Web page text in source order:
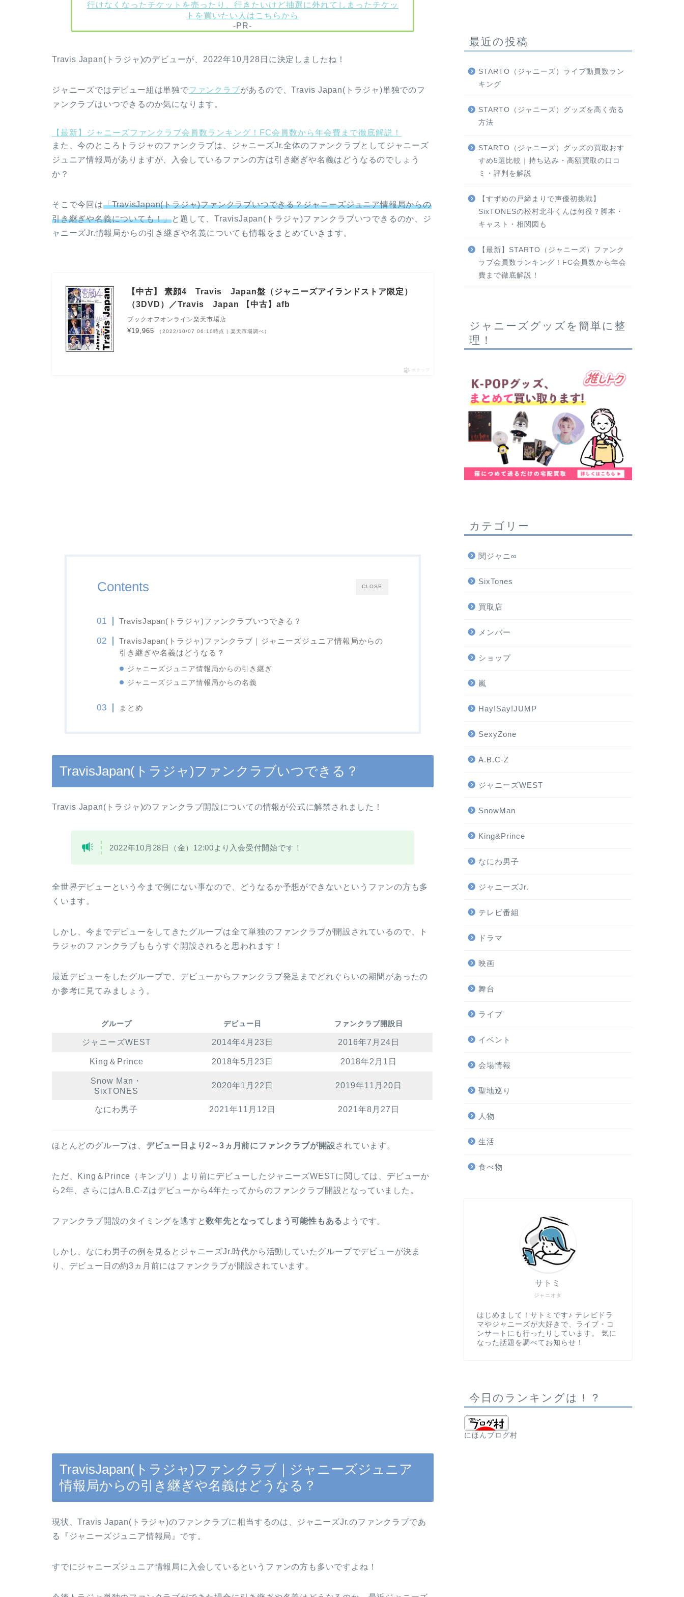
行けなくなったチケットを売ったり、行きたいけど抽選に外れてしまったチケッ
トを買いたい人はこちらから
-PR-
Travis Japan(トラジャ)のデビューが、2022年10月28日に決定しましたね！
ジャニーズではデビュー組は単独でファンクラブがあるので、Travis Japan(トラジャ)単独でのフ
ァンクラブはいつできるのか気になります。
【最新】ジャニーズファンクラブ会員数ランキング！FC会員数から年会費まで徹底解説！
また、今のところトラジャのファンクラブは、ジャニーズJr.全体のファンクラブとしてジャニーズ
ジュニア情報局がありますが、入会しているファンの方は引き継ぎや名義はどうなるのでしょう
か？
そこで今回は「TravisJapan(トラジャ)ファンクラブいつできる？ジャニーズジュニア情報局からの
引き継ぎや名義についても！」と題して、TravisJapan(トラジャ)ファンクラブいつできるのか、ジ
ャニーズJr.情報局からの引き継ぎや名義についても情報をまとめていきます。
【中古】 素顔4 Travis Japan盤（ジャニーズアイランドストア限定）
（3DVD）／Travis Japan 【中古】afb
ブックオフオンライン楽天市場店
¥19,965 （2022/10/07 06:10時点 | 楽天市場調べ）
ポチップ
CLOSE
Contents
TravisJapan(トラジャ)ファンクラブいつできる？
TravisJapan(トラジャ)ファンクラブ｜ジャニーズジュニア情報局からの
引き継ぎや名義はどうなる？
ジャニーズジュニア情報局からの引き継ぎ
ジャニーズジュニア情報局からの名義
まとめ
TravisJapan(トラジャ)ファンクラブいつできる？
Travis Japan(トラジャ)のファンクラブ開設についての情報が公式に解禁されました！
2022年10月28日（金）12:00より入会受付開始です！
全世界デビューという今まで例にない事なので、どうなるか予想ができないというファンの方も多
くいます。
しかし、今までデビューをしてきたグループは全て単独のファンクラブが開設されているので、ト
ラジャのファンクラブももうすぐ開設されると思われます！
最近デビューをしたグループで、デビューからファンクラブ発足までどれぐらいの期間があったの
か参考に見てみましょう。
グループ デビュー日 ファンクラブ開設日
ジャニーズWEST 2014年4月23日 2016年7月24日
King＆Prince 2018年5月23日 2018年2月1日
Snow Man・
SixTONES
2020年1月22日 2019年11月20日
なにわ男子 2021年11月12日 2021年8月27日
ほとんどのグループは、 デビュー日より2～3ヵ月前にファンクラブが開設されています。
ただ、King＆Prince（キンプリ）より前にデビューしたジャニーズWESTに関しては、デビューか
ら2年、さらにはA.B.C-Zはデビューから4年たってからのファンクラブ開設となっていました。
ファンクラブ開設のタイミングを逃すと数年先となってしまう可能性もある ようです。
しかし、なにわ男子の例を見るとジャニーズJr.時代から活動していたグループでデビューが決ま
り、デビュー日の約3ヵ月前にはファンクラブが開設されています。
TravisJapan(トラジャ)ファンクラブ｜ジャニーズジュニア
情報局からの引き継ぎや名義はどうなる？
現状、Travis Japan(トラジャ)のファンクラブに相当するのは、ジャニーズJr.のファンクラブであ
る『ジャニーズジュニア情報局』です。
すでにジャニーズジュニア情報局に入会しているというファンの方も多いですよね！
最近の投稿
STARTO（ジャニーズ）ライブ動員数ラン
キング
STARTO（ジャニーズ）グッズを高く売る
方法
STARTO（ジャニーズ）グッズの買取おす
すめ5選比較｜持ち込み・高額買取の口コ
ミ・評判を解説
【すずめの戸締まりで声優初挑戦】
SixTONESの松村北斗くんは何役？脚本・
キャスト・相関図も
【最新】STARTO（ジャニーズ）ファンク
ラブ会員数ランキング！FC会員数から年会
費まで徹底解説！
ジャニーズグッズを簡単に整
理！
カテゴリー
関ジャニ∞
SixTones
買取店
メンバー
ショップ
嵐
Hay!Say!JUMP
SexyZone
A.B.C-Z
ジャニーズWEST
SnowMan
King&Prince
なにわ男子
ジャニーズJr.
テレビ番組
ドラマ
映画
舞台
ライブ
イベント
会場情報
聖地巡り
人物
生活
食べ物
ジャニオタ
サトミ
はじめまして！サトミです♪ テレビドラ
マやジャニーズが大好きで、ライブ・コ
ンサートにも行ったりしています。 気に
なった話題を調べてお知らせ！
今日のランキングは！？
にほんブログ村